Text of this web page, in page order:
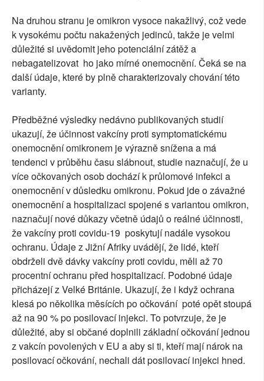
Na druhou stranu je omikron vysoce nakažlivý, což vede
k vysokému počtu nakažených jedinců, takže je velmi
důležité si uvědomit jeho potenciální zátěž a
nebagatelizovat ho jako mírné onemocnění. Čeká se na
další údaje, které by plně charakterizovaly chování této
varianty.
Předběžné výsledky nedávno publikovaných studií
ukazují, že účinnost vakcíny proti symptomatickému
onemocnění omikronem je výrazně snížena a má
tendenci v průběhu času slábnout, studie naznačují, že u
více očkovaných osob dochází k průlomové infekci a
onemocnění v důsledku omikronu. Pokud jde o závažné
onemocnění a hospitalizaci spojené s variantou omikron,
naznačují nové důkazy včetně údajů o reálné účinnosti,
že vakcíny proti covidu-19 poskytují nadále vysokou
ochranu. Údaje z Jižní Afriky uvádějí, že lidé, kteří
obdrželi dvě dávky vakcíny proti covidu, měli až 70
procentní ochranu před hospitalizací. Podobné údaje
přicházejí z Velké Británie. Ukazují, že i když ochrana
klesá po několika měsících po očkování poté opět stoupá
až na 90 % po posilovací injekci. To potvrzuje, že je
důležité, aby si občané doplnili základní očkování jednou
z vakcín povolených v EU a aby si ti, kteří mají nárok na
posilovací očkování, nechali dát posilovací injekci hned.